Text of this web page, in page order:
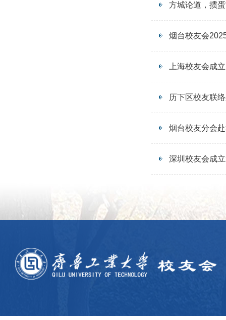
方城论道，掼
烟台校友会
上海校友会成
历下区校友联
烟台校友分会
深圳校友会成